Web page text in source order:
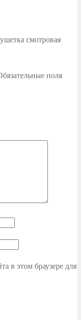
смотровая
поля
в этом браузере для